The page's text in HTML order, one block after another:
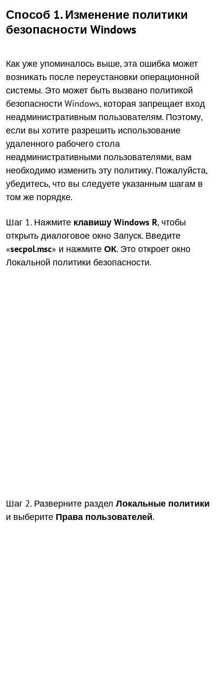
Способ 1. Изменение политики
безопасности Windows
Как уже упоминалось выше, эта ошибка может
возникать после переустановки операционной
системы. Это может быть вызвано политикой
безопасности Windows, которая запрещает вход
неадминистративным пользователям. Поэтому,
если вы хотите разрешить использование
удаленного рабочего стола
неадминистративными пользователями, вам
необходимо изменить эту политику. Пожалуйста,
убедитесь, что вы следуете указанным шагам в
том же порядке.
Шаг 1. Нажмите клавишу Windows R, чтобы
открыть диалоговое окно Запуск. Введите
«secpol.msc» и нажмите ОК. Это откроет окно
Локальной политики безопасности.
Шаг 2. Разверните раздел Локальные политики
и выберите Права пользователей.